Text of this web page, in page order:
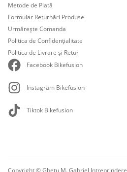
Metode de Plată
Formular Returnări Produse
Urmărește Comanda
Politica de Confidențialitate
Politica de Livrare și Retur
Facebook Bikefusion
Instagram Bikefusion
Tiktok Bikefusion
Copyright © Ghetu M. Gabriel Intreprindere